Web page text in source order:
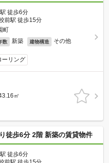
徒歩6分
前駅 徒歩15分
町
数 新築 建物構造 その他
ーリング
㎡
徒歩6分 2階 新築の賃貸物件
徒歩6分